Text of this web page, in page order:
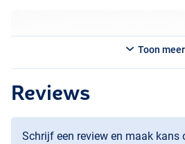
Toon meer
Reviews
Schrijf een review en maak kans